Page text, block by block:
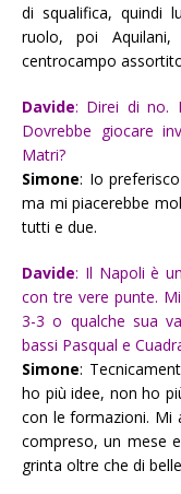
di squalifica, quindi
ruolo, poi
centrocampo
Davide: Direi di no.
Dovrebbe giocare
Matri?
Simone: Io
ma mi piacerebbe
tutti e due.
Davide: Il Napoli è
con tre vere punte.
3-3 o qualche sua
bassi Pasqual e
Simone:
ho più idee, non ho
con le formazioni. Mi
compreso, un mese
grinta oltre che di